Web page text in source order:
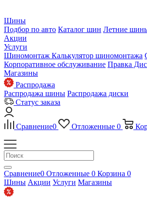
Шины
Подбор по авто Каталог шин Летние
Акции
Услуги
Шиномонтаж Калькулятор шиномонтажа
Корпоративное обслуживание Правка
Магазины
Распродажа
Распродажа шины Распродажа диски
Статус заказа
Сравнение0 Отложенные 0
Сравнение0 Отложенные 0 Корзина 0
Шины Акции Услуги Магазины